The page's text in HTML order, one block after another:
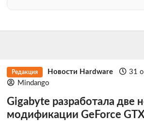
Редакция Новости Hardware
31
Mindango
Gigabyte разработала две
модификации GeForce